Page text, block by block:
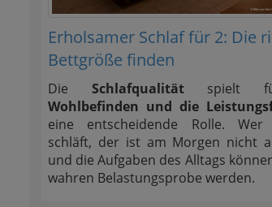
Erholsamer Schlaf für 2: Die
Bettgröße finden
Die Schlafqualitätspielt
Wohlbefinden und die
eine entscheidende Rolle. Wer
schläft, der ist am Morgen nicht
und die Aufgaben des Alltags
wahren Belastungsprobe werden.